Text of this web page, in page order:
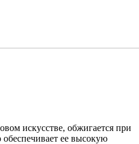
искусстве, обжигается при
обеспечивает ее высокую